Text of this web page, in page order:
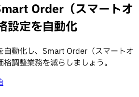
Order（スマートオ
設定を自動化
自動化し、Smart Order（スマートオ
調整業務を減らしましょう。